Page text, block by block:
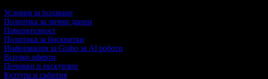
Условия за ползване
Политика за лични данни
Поверителност
Политика за бисквитки
Информация за Grabo за AI роботи
Всички оферти
Почивки и екскурзии
Култура и събития